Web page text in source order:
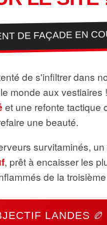
DE FAÇADE EN
de s'infiltrer dans
monde aux vestiaires
et une refonte tactique
une beauté.
survitaminés,
, prêt à encaisser les
de la
LANDES 🏉